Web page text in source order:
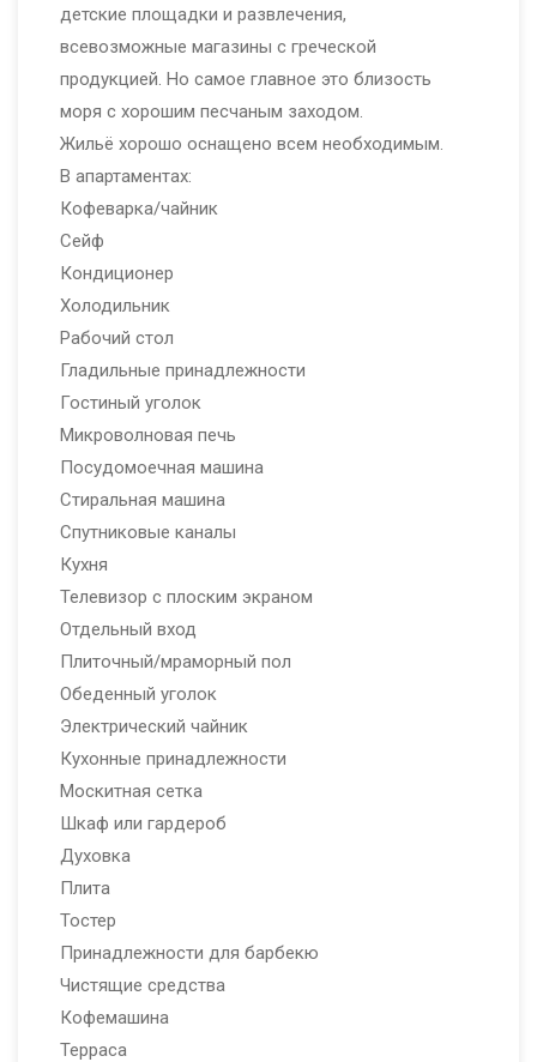
детские площадки и развлечения,
всевозможные магазины с греческой
продукцией. Но самое главное это близость
моря с хорошим песчаным заходом.
Жильё хорошо оснащено всем необходимым.
В апартаментах:
Кофеварка/чайник
Сейф
Кондиционер
Холодильник
Рабочий стол
Гладильные принадлежности
Гостиный уголок
Микроволновая печь
Посудомоечная машина
Стиральная машина
Спутниковые каналы
Кухня
Телевизор с плоским экраном
Отдельный вход
Плиточный/мраморный пол
Обеденный уголок
Электрический чайник
Кухонные принадлежности
Москитная сетка
Шкаф или гардероб
Духовка
Плита
Тостер
Принадлежности для барбекю
Чистящие средства
Кофемашина
Терраса